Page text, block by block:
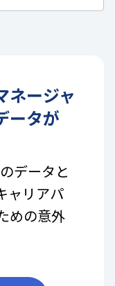
ネージャ
ータが
データと
ャリアパ
めの意外